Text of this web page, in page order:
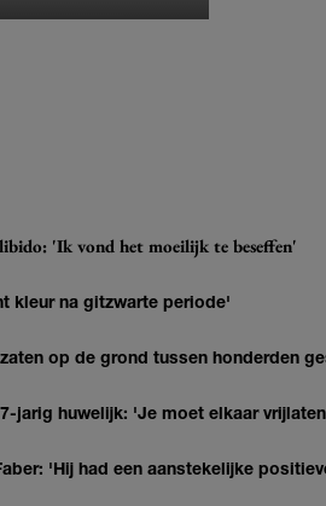
'Ik vond het moeilijk te beseffen'
kleur na gitzwarte periode'
op de grond tussen honderden
jarig huwelijk: 'Je moet elkaar
'Hij had een aanstekelijke